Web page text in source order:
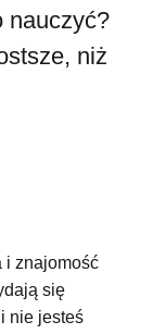
nauczyć?
niż
i znajomość
się
nie jesteś